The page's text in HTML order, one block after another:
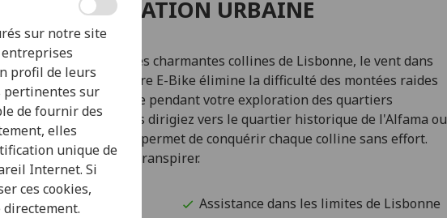
L'EXPLORATION URBAINE
sans effort sur les charmantes collines de Lisbonne, le vent dans
sur le visage. Notre E-Bike élimine la difficulté des montées raides
assistance électrique pendant votre exploration des quartiers
la ville. Que vous vous dirigiez vers le quartier historique de l'Alfama ou
Factory, l'E-Bike vous permet de conquérir chaque colline sans effort.
de l'exploration sans transpirer.
Assistance dans les limites de Lisbonne
sur notre site
profil de leurs
pertinentes sur
de fournir des
elles
unique de
Internet. Si
ces cookies,